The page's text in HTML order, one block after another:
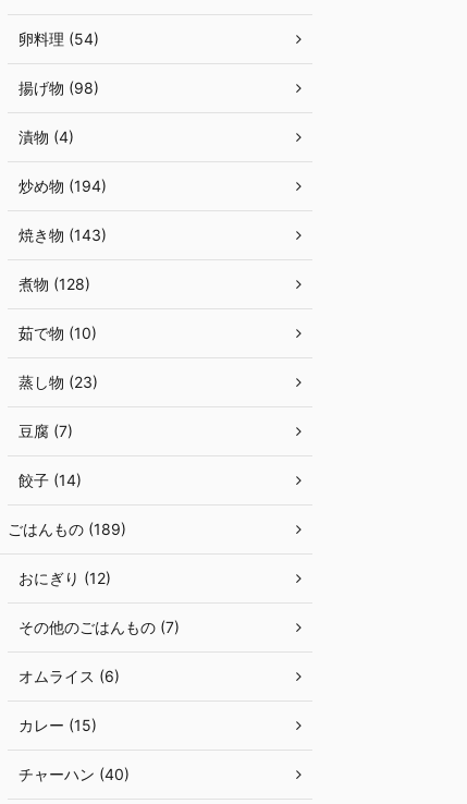
卵料理 (54)
揚げ物 (98)
漬物 (4)
炒め物 (194)
焼き物 (143)
煮物 (128)
茹で物 (10)
蒸し物 (23)
豆腐 (7)
餃子 (14)
ごはんもの (189)
おにぎり (12)
その他のごはんもの (7)
オムライス (6)
カレー (15)
チャーハン (40)